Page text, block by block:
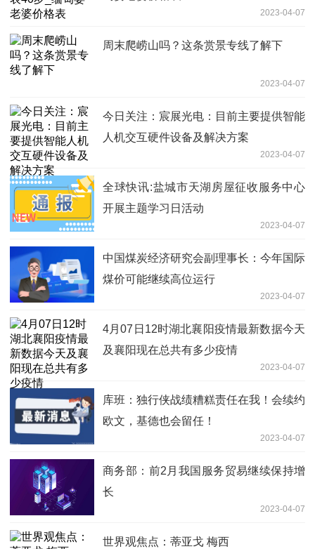
2023-04-07
周末爬崂山吗？这条赏景专线了解下
2023-04-07
今日关注：宸展光电：目前主要提供智能
人机交互硬件设备及解决方案
2023-04-07
全球快讯:盐城市天湖房屋征收服务中心
开展主题学习日活动
2023-04-07
中国煤炭经济研究会副理事长：今年国际
煤价可能继续高位运行
2023-04-07
4月07日12时湖北襄阳疫情最新数据今天
及襄阳现在总共有多少疫情
2023-04-07
库班：独行侠战绩糟糕责任在我！会续约
欧文，基德也会留任！
2023-04-07
商务部：前2月我国服务贸易继续保持增
长
2023-04-07
世界观焦点：蒂亚戈 梅西